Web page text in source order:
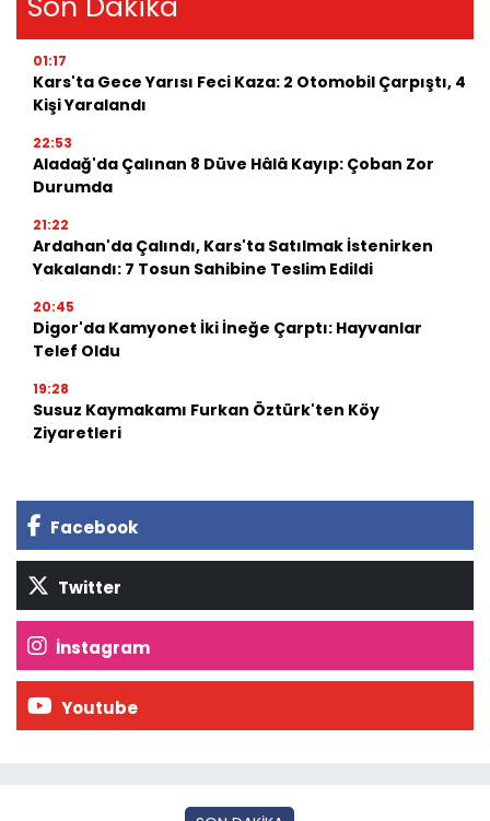
01:17
Kars'ta Gece Yarısı Feci Kaza: 2 Otomobil Çarpıştı, 4
Kişi Yaralandı
22:53
Aladağ'da Çalınan 8 Düve Hâlâ Kayıp: Çoban Zor
Durumda
21:22
Ardahan'da Çalındı, Kars'ta Satılmak İstenirken
Yakalandı: 7 Tosun Sahibine Teslim Edildi
20:45
Digor'da Kamyonet İki İneğe Çarptı: Hayvanlar
Telef Oldu
19:28
Susuz Kaymakamı Furkan Öztürk'ten Köy
Ziyaretleri
Facebook
Twitter
İnstagram
Youtube